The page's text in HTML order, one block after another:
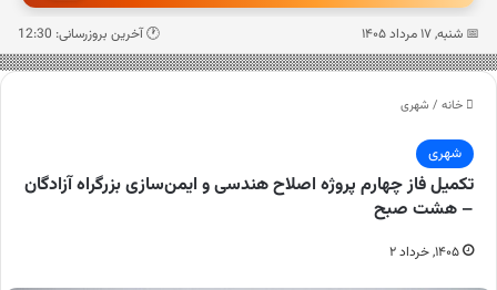
📅 شنبه, ۱۷ مرداد ۱۴۰۵ 🕐 آخرین بروزرسانی: 12:30
خانه / شهری
شهری
تکمیل فاز چهارم پروژه اصلاح هندسی و ایمن‌سازی بزرگراه آزادگان
– هشت صبح
۱۴۰۵, خرداد ۲